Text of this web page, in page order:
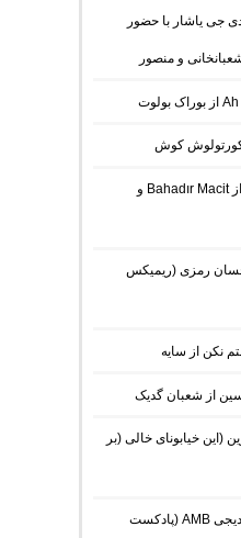
آهنگ ریمیکس زلزله 5 از دی جی یاشار با حضور
و منصور
دانلود آهنگ ترکی Kalbine Sor از Bahadır Macit و
دیپ نایت 2 از احسان رمزی (ریمیکس
نکن از سایه
از شعبان گدیک
(این خیابونای خالی (بر
دانلود ریمیکس AM Beat 16 از دیجی AMB (پادکست